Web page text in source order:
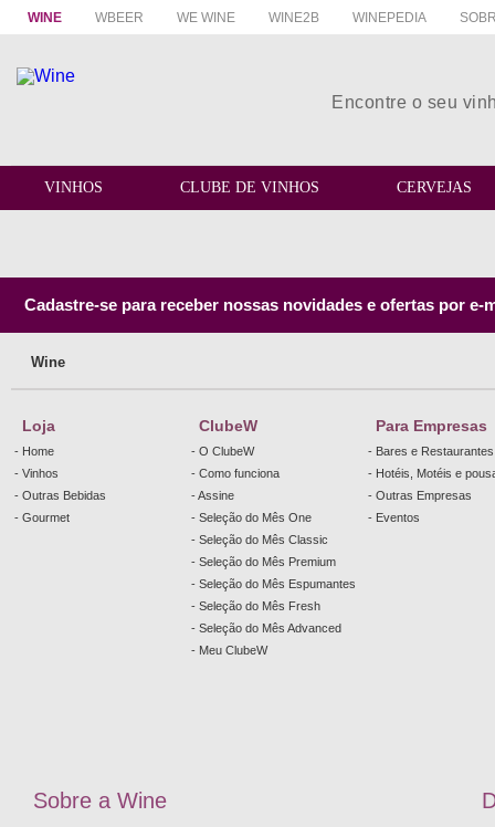
WINE WBEER WE WINE WINE2B WINEPEDIA
VINHOS CLUBE DE VINHOS CERVEJAS
Cadastre-se para receber nossas novidades e ofertas por e-
Wine
Loja
- Home
- Vinhos
- Outras Bebidas
- Gourmet
ClubeW
- O ClubeW
- Como funciona
- Assine
- Seleção do Mês One
- Seleção do Mês Classic
- Seleção do Mês Premium
- Seleção do Mês Espumantes
- Seleção do Mês Fresh
- Seleção do Mês Advanced
- Meu ClubeW
Para Empresas
- Bares e Restaurantes
- Hotéis, Motéis e
- Outras Empresas
- Eventos
Sobre a Wine